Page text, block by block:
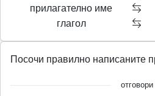
прилагателно име
глагол
Посочи правилно написаните
отговори